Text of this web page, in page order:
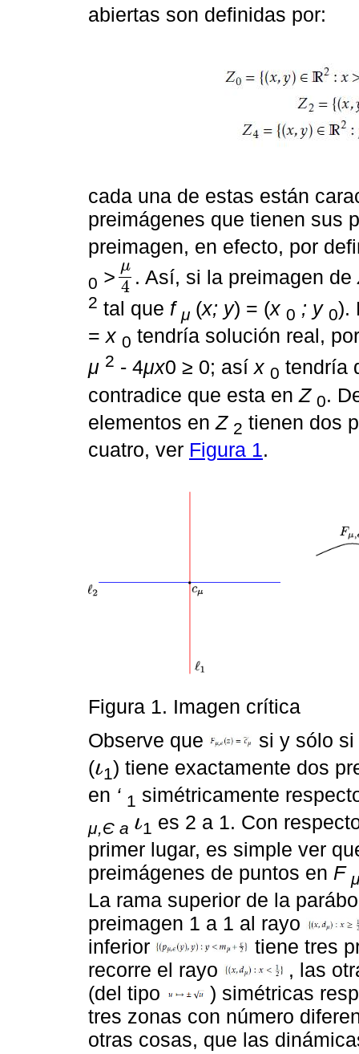
abiertas son definidas por:
cada una de estas están
preimágenes que tienen sus
preimagen, en efecto, por
0 > μ
4
μ4 . Así, si la preimagen de
2 tal que f μ (x; y) = (x 0 ; y 0).
= x 0 tendría solución real,
μ 2 - 4μx0 ≥ 0; así x 0 tendría
contradice que esta enZ 0.
elementos enZ 2 tienen dos
cuatro, ver Figura 1.
Figura 1. Imagen crítica
Observe que
si y sólo
(ι
ι 1) tiene exactamente dos
en ‘ 1 simétricamente
μ,Є a ι
ι 1 es 2 a 1. Con
primer lugar, es simple ver
preimágenes de puntos en F
La rama superior de la
preimagen 1 a 1 al rayo
inferior
tiene tres
recorre el rayo
, las
(del tipo
) simétricas
tres zonas con número
otras cosas, que las